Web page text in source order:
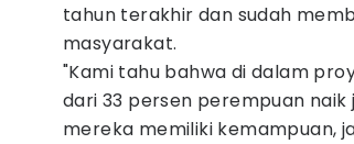
tahun terakhir dan sudah
masyarakat.
"Kami tahu bahwa di dalam
dari 33 persen perempuan
mereka memiliki kemampuan,